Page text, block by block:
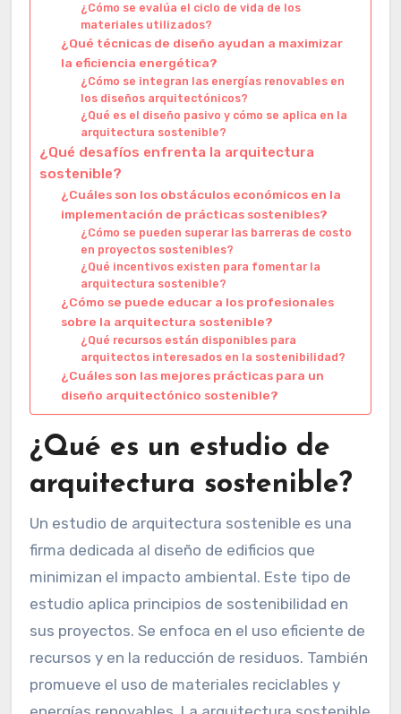
¿Cómo se evalúa el ciclo de vida de los
materiales utilizados?
¿Qué técnicas de diseño ayudan a maximizar
la eficiencia energética?
¿Cómo se integran las energías renovables en
los diseños arquitectónicos?
¿Qué es el diseño pasivo y cómo se aplica en la
arquitectura sostenible?
¿Qué desafíos enfrenta la arquitectura
sostenible?
¿Cuáles son los obstáculos económicos en la
implementación de prácticas sostenibles?
¿Cómo se pueden superar las barreras de costo
en proyectos sostenibles?
¿Qué incentivos existen para fomentar la
arquitectura sostenible?
¿Cómo se puede educar a los profesionales
sobre la arquitectura sostenible?
¿Qué recursos están disponibles para
arquitectos interesados en la sostenibilidad?
¿Cuáles son las mejores prácticas para un
diseño arquitectónico sostenible?
¿Qué es un estudio de
arquitectura sostenible?
Un estudio de arquitectura sostenible es una
firma dedicada al diseño de edificios que
minimizan el impacto ambiental. Este tipo de
estudio aplica principios de sostenibilidad en
sus proyectos. Se enfoca en el uso eficiente de
recursos y en la reducción de residuos. También
promueve el uso de materiales reciclables y